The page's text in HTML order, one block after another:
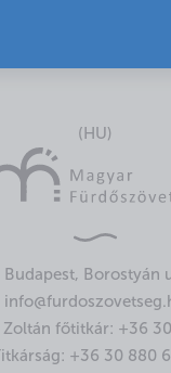
(HU)
Budapest, Borostyán
Zoltán főtitkár: +36
Titkárság: +36 30 880